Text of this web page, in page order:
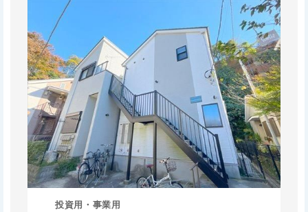
投資用・事業用